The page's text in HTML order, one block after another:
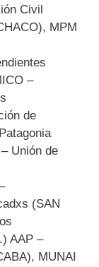
Civil
MPM
–
de
Unión de
(SAN
AAP –
MUNAI